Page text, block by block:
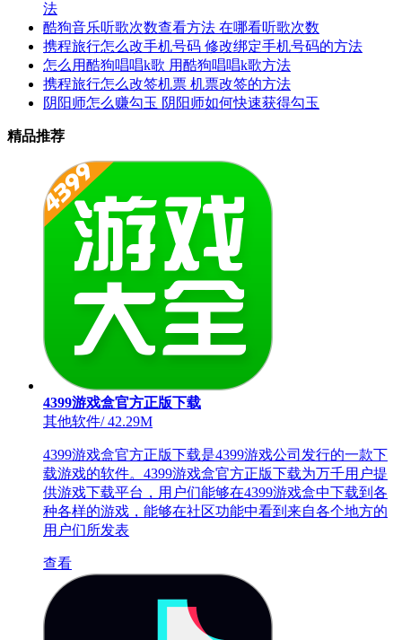
法
酷狗音乐听歌次数查看方法 在哪看听歌次数
携程旅行怎么改手机号码 修改绑定手机号码的方法
怎么用酷狗唱唱k歌 用酷狗唱唱k歌方法
携程旅行怎么改签机票 机票改签的方法
阴阳师怎么赚勾玉 阴阳师如何快速获得勾玉
精品推荐
4399游戏盒官方正版下载
其他软件/42.29M
4399游戏盒官方正版下载是4399游戏公司发行的一款下
载游戏的软件。4399游戏盒官方正版下载为万千用户提
供游戏下载平台，用户们能够在4399游戏盒中下载到各
种各样的游戏，能够在社区功能中看到来自各个地方的
用户们所发表
查看